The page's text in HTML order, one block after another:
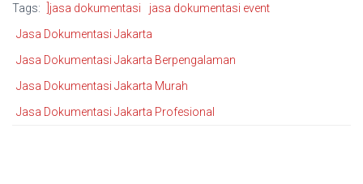
Tags: ]jasa dokumentasi
jasa dokumentasi event
Jasa Dokumentasi Jakarta
Jasa Dokumentasi Jakarta Berpengalaman
Jasa Dokumentasi Jakarta Murah
Jasa Dokumentasi Jakarta Profesional